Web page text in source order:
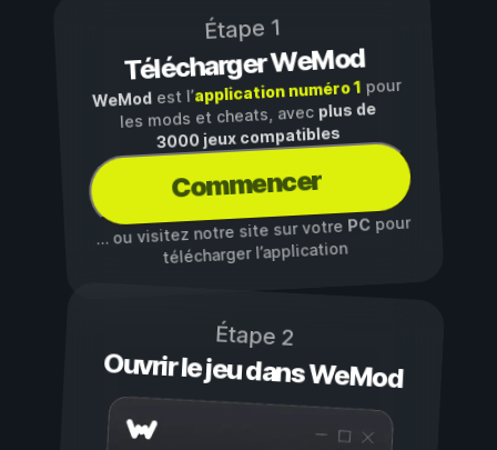
Étape 1
Télécharger WeMod
WeModest l’application numéro 1pour
les mods et cheats, avec plus de
3000 jeux compatibles
Commencer
… ou visitez notre site sur votre PCpour
télécharger l’application
Étape 2
Ouvrir le jeu dans WeMod